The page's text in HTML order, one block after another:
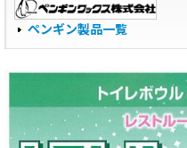
ペンギン製品一覧